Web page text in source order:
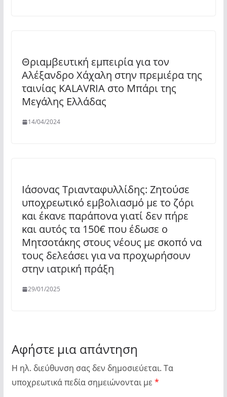
Θριαμβευτική εμπειρία για τον
Αλέξανδρο Χάχαλη στην πρεμιέρα της
ταινίας KALAVRIA στο Μπάρι της
Μεγάλης Ελλάδας
14/04/2024
Ιάσονας Τριανταφυλλίδης: Ζητούσε
υποχρεωτικό εμβολιασμό με το ζόρι
και έκανε παράπονα γιατί δεν πήρε
και αυτός τα 150€ που έδωσε ο
Μητσοτάκης στους νέους με σκοπό να
τους δελεάσει για να προχωρήσουν
στην ιατρική πράξη
29/01/2025
Αφήστε μια απάντηση
Η ηλ. διεύθυνση σας δεν δημοσιεύεται. Τα
υποχρεωτικά πεδία σημειώνονται με *